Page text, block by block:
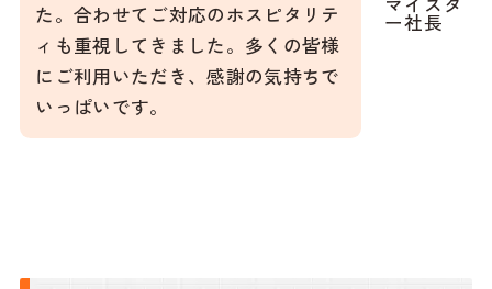
ー社長
た。合わせてご対応のホスピタリテ
ィも重視してきました。多くの皆様
にご利用いただき、感謝の気持ちで
いっぱいです。